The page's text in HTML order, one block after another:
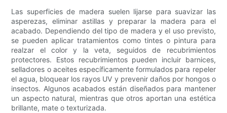
Las superficies de madera suelen lijarse para suavizar las
asperezas, eliminar astillas y preparar la madera para el
acabado. Dependiendo del tipo de madera y el uso previsto,
se pueden aplicar tratamientos como tintes o pintura para
realzar el color y la veta, seguidos de recubrimientos
protectores. Estos recubrimientos pueden incluir barnices,
selladores o aceites específicamente formulados para repeler
el agua, bloquear los rayos UV y prevenir daños por hongos o
insectos. Algunos acabados están diseñados para mantener
un aspecto natural, mientras que otros aportan una estética
brillante, mate o texturizada.